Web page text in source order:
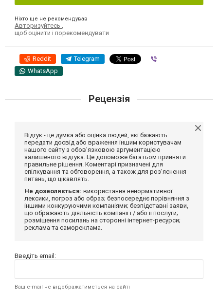
Ніхто ще не рекомендував
Авторизуйтесь
щоб оцінити і порекомендувати
Reddit Telegram
WhatsApp
Рецензія
Відгук - це думка або оцінка людей, які бажають
передати досвід або враження іншим користувачам
нашого сайту з обов'язковою аргументацією
залишеного відгука. Це допоможе багатьом прийняти
правильне рішення. Коментарі призначені для
спілкування та обговорення, а також для роз'яснення
питань, що цікавлять.
Не дозволяється: використання ненормативної
лексики, погроз або образ; безпосереднє порівняння з
іншими конкуруючими компаніями; безпідставні заяви,
що ображають діяльність компанії і / або її послуги;
розміщення посилань на сторонні інтернет-ресурси;
реклама та самореклама.
Введіть email:
Ваш e-mail не відображатиметься на сайті